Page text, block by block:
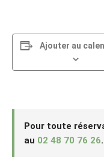
Ajouter au
Pour toute
au 02 48 70 76 26.